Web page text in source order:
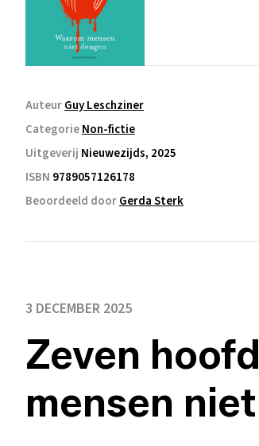
AuteurGuy Leschziner
CategorieNon-fictie
Uitgeverij Nieuwezijds, 2025
ISBN 9789057126178
Beoordeeld doorGerda Sterk
3 DECEMBER 2025
Zeven
mensen